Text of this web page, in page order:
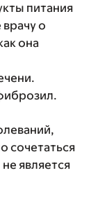
питания
о
она
сочетаться
является